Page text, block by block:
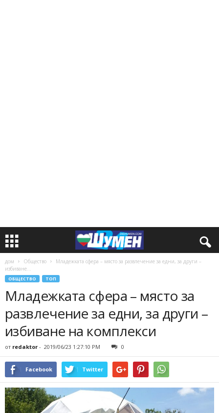
дом Общество
Младежката сфера – място за развлечение за едни, за други –
избиване...
ОБЩЕСТВО ТОП
Младежката сфера – място за
развлечение за едни, за други –
избиване на комплекси
от redaktor - 2019/06/23 1:27:10 PM 0
Facebook Twitter